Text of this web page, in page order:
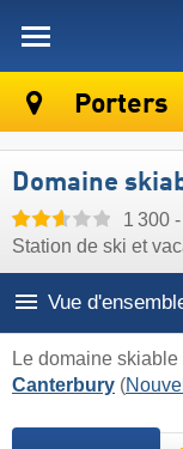
Porters
Domaine
1 300
Station de ski et
Vue
Le domaine skiable
Canterbury (